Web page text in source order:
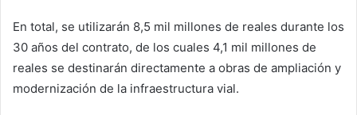
En total, se utilizarán 8,5 mil millones de reales durante los
30 años del contrato, de los cuales 4,1 mil millones de
reales se destinarán directamente a obras de ampliación y
modernización de la infraestructura vial.